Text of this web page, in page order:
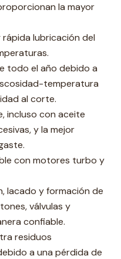
la mayor
lubricación del
todo el año debido a
temperatura
al corte.
incluso con aceite
y la mejor
con motores turbo y
lacado y formación de
válvulas y
confiable.
residuos
a una pérdida de